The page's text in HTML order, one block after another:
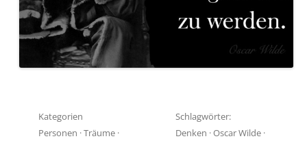
Kategorien
Personen ·Träume ·
Schlagwörter:
Denken ·Oscar Wilde ·